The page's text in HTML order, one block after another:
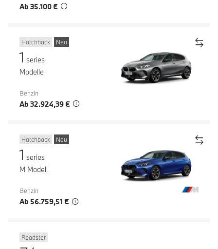
Ab 35.100 €
Hatchback Neu
1 series
Modelle
Benzin
Ab 32.924,39 €
Hatchback Neu
1 series
M Modell
Benzin
Ab 56.759,51 €
Roadster